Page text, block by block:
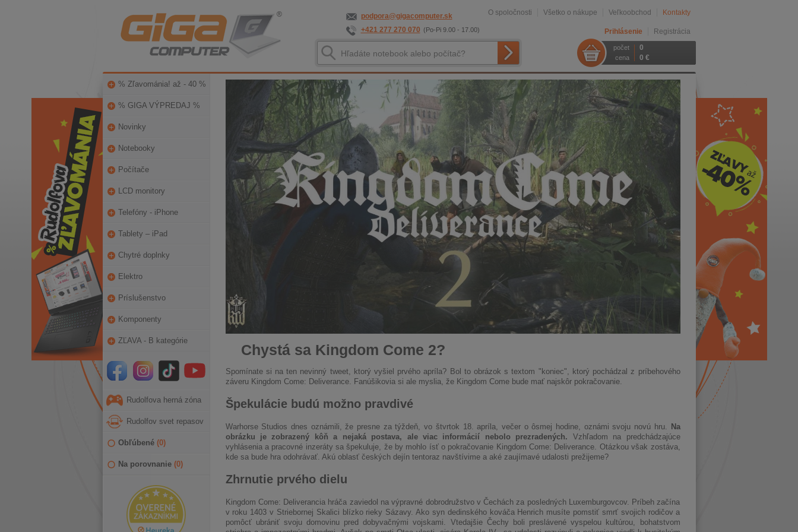
podpora@gigacomputer.sk
+421 277 270 070 (Po-Pi 9.00 - 17.00)
O spoločnosti Všetko o nákupe Veľkoobchod Kontakty
Prihlásenie Registrácia
počet 0
cena 0 €
% Zľavománia! až - 40 %
% GIGA VÝPREDAJ %
Novinky
Notebooky
Počítače
LCD monitory
Telefóny - iPhone
Tablety – iPad
Chytré doplnky
Elektro
Príslušenstvo
Komponenty
ZĽAVA - B kategórie
Rudolfova herná zóna
Rudolfov svet repasov
Obľúbené (0)
Na porovnanie (0)
Chystá sa Kingdom Come 2?
Spomínate si na ten nevinný tweet, ktorý vyšiel prvého apríla? Bol to obrázok s textom "koniec", ktorý pochádzal z príbehového
záveru Kingdom Come: Deliverance. Fanúšikovia si ale myslia, že Kingdom Come bude mať najskôr pokračovanie.
Špekulácie budú možno pravdivé
Warhorse Studios dnes oznámili, že presne za týždeň, vo štvrtok 18. apríla, večer o ôsmej hodine, oznámi svoju novú hru.
Na
obrázku je zobrazený kôň a nejaká postava, ale viac informácií nebolo prezradených. Vzhľadom na predchádzajúce
vyhlásenia a pracovné inzeráty sa špekuluje, že by mohlo ísť o pokračovanie Kingdom Come: Deliverance. Otázkou však zostáva,
kde sa bude hra odohrávať. Akú oblasť českých dejín tentoraz navštívime a aké zaujímavé udalosti prežijeme?
Zhrnutie prvého dielu
Kingdom Come: Deliverancia hráča zaviedol na výpravné dobrodružstvo v Čechách za posledných Luxemburgovcov. Príbeh začína
v roku 1403 v Striebornej Skalici blízko rieky Sázavy. Ako syn dedinského kováča Henrich musíte pomstiť smrť svojich rodičov a
pomôcť ubrániť svoju domovinu pred dobyvačnými vojskami. Vtedajšie Čechy boli preslávené vyspelou kultúrou, bohatstvom